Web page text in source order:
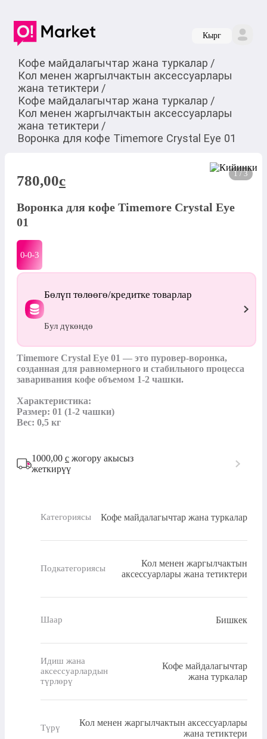
Кырг
Кофе майдалагычтар жана туркалар /
Кол менен жаргылчактын аксессуарлары
жана тетиктери /
Кофе майдалагычтар жана туркалар /
Кол менен жаргылчактын аксессуарлары
жана тетиктери /
Воронка для кофе Timemore Crystal Eye 01
1 / 3
780,00c
Воронка для кофе Timemore Crystal Eye
01
0-0-3
Бөлүп төлөөгө/кредитке товарлар
Бул дүкөндө
Timemore Crystal Eye 01 — это пуровер‑воронка,
созданная для равномерного и стабильного процесса
заваривания кофе объемом 1-2 чашки.
Характеристика:
Размер: 01 (1-2 чашки)
Вес: 0,5 кг
1000,00 с жогору акысыз
жеткирүү
Категориясы Кофе майдалагычтар жана туркалар
Подкатегориясы
Кол менен жаргылчактын
аксессуарлары жана тетиктери
Шаар Бишкек
Идиш жана
аксессуарлардын
түрлөрү
Кофе майдалагычтар
жана туркалар
Түрү
Кол менен жаргылчактын аксессуарлары
жана тетиктери